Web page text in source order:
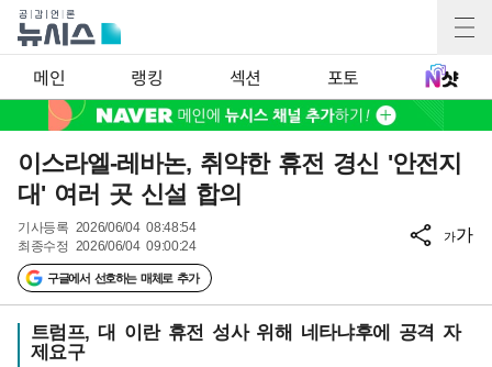
메인 랭킹 섹션 포토
이스라엘-레바논, 취약한 휴전 경신 '안전지
대' 여러 곳 신설 합의
기사등록 2026/06/04 08:48:54
최종수정 2026/06/04 09:00:24
구글에서 선호하는 매체로 추가
가가
트럼프, 대 이란 휴전 성사 위해 네타냐후에 공격 자
제요구